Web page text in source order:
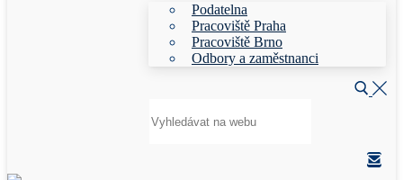
Podatelna
Pracoviště Praha
Pracoviště Brno
Odbory a zaměstnanci